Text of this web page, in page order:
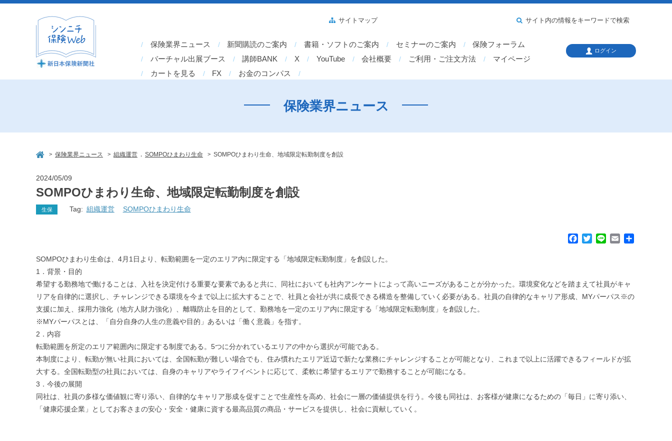
保険業界ニュース 新聞購読のご案内 書籍・ソフトのご案内 セミナーのご案内
保険フォーラム
バーチャル出展ブース
講師BANK X YouTube 会社概要 ご利用・ご注文方法
マイページ
カートを見る
FX お金のコンパス
サイトマップ サイト内の情報をキーワードで検索
ログイン
保険業界ニュース
> 保険業界ニュース > 組織運営 SOMPOひまわり生命 > SOMPOひまわり生命、地域限定転勤制度を創設
2024/05/09
SOMPOひまわり生命、地域限定転勤制度を創設
生保 Tag: 組織運営 SOMPOひまわり生命
o
e
r
SOMPOひまわり生命は、4月1日より、転勤範囲を一定のエリア内に限定する「地域限定転勤制度」を創設した。
1．背景・目的
希望する勤務地で働けることは、入社を決定付ける重要な要素であると共に、同社においても社内アンケートによって高いニーズがあることが分かった。環境変化などを踏まえて社員がキャ
リアを自律的に選択し、チャレンジできる環境を今まで以上に拡大することで、社員と会社が共に成長できる構造を整備していく必要がある。社員の自律的なキャリア形成、MYパーパス※の
支援に加え、採用力強化（地方人財力強化）、離職防止を目的として、勤務地を一定のエリア内に限定する「地域限定転勤制度」を創設した。
※MYパーパスとは、「自分自身の人生の意義や目的」あるいは「働く意義」を指す。
2．内容
転勤範囲を所定のエリア範囲内に限定する制度である。5つに分かれているエリアの中から選択が可能である。
本制度により、転勤が無い社員においては、全国転勤が難しい場合でも、住み慣れたエリア近辺で新たな業務にチャレンジすることが可能となり、これまで以上に活躍できるフィールドが拡
大する。全国転勤型の社員においては、自身のキャリアやライフイベントに応じて、柔軟に希望するエリアで勤務することが可能になる。
3．今後の展開
同社は、社員の多様な価値観に寄り添い、自律的なキャリア形成を促すことで生産性を高め、社会に一層の価値提供を行う。今後も同社は、お客様が健康になるための「毎日」に寄り添い、
「健康応援企業」としてお客さまの安心・安全・健康に資する最高品質の商品・サービスを提供し、社会に貢献していく。